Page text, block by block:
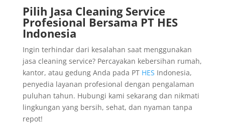
Pilih Jasa Cleaning Service
Profesional Bersama PT HES
Indonesia
Ingin terhindar dari kesalahan saat menggunakan
jasa cleaning service? Percayakan kebersihan rumah,
kantor, atau gedung Anda pada PT HES Indonesia,
penyedia layanan profesional dengan pengalaman
puluhan tahun. Hubungi kami sekarang dan nikmati
lingkungan yang bersih, sehat, dan nyaman tanpa
repot!